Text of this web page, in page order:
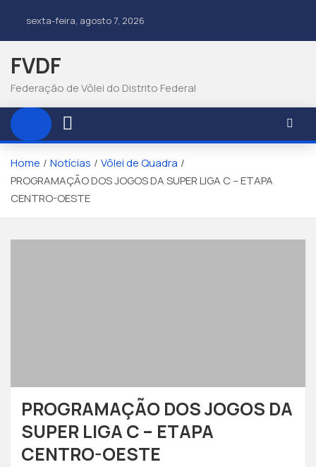
sexta-feira, agosto 7, 2026
FVDF
Federação de Vôlei do Distrito Federal
Home Notícias
Vôlei de Quadra
PROGRAMAÇÃO DOS JOGOS DA SUPER LIGA C – ETAPA
CENTRO-OESTE
PROGRAMAÇÃO DOS JOGOS DA
SUPER LIGA C – ETAPA
CENTRO-OESTE